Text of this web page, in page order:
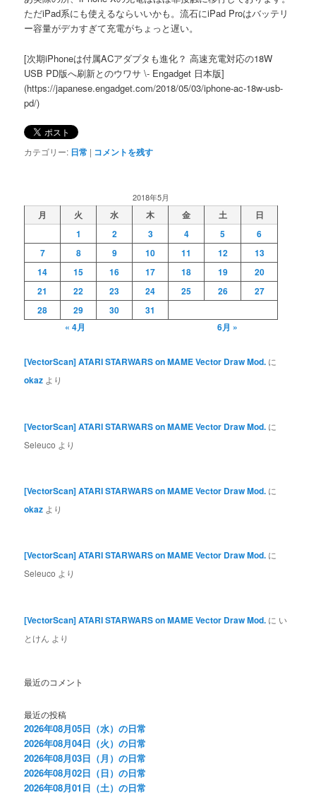
ただiPad系にも使えるならいいかも。流石にiPad Proはバッテリ
ー容量がデカすぎて充電がちょっと遅い。
[次期iPhoneは付属ACアダプタも進化？ 高速充電対応の18W
USB PD版へ刷新とのウワサ \- Engadget 日本版]
(https://japanese.engadget.com/2018/05/03/iphone-ac-18w-usb-
pd/)
カテゴリー: 日常 | コメントを残す
2018年5月
月 火 水 木 金 土
日
1
2 3 4 5
6
7
8 9 10 11 12
13
14
15 16 17 18 19
20
21
22 23 24 25 26
27
28
29 30
31
« 4月
6月 »
[VectorScan] ATARI STARWARS on MAME Vector Draw Mod. に
okaz より
[VectorScan] ATARI STARWARS on MAME Vector Draw Mod. に
Seleuco より
[VectorScan] ATARI STARWARS on MAME Vector Draw Mod. に
okaz より
[VectorScan] ATARI STARWARS on MAME Vector Draw Mod. に
Seleuco より
[VectorScan] ATARI STARWARS on MAME Vector Draw Mod. に い
とけん より
最近のコメント
最近の投稿
2026年08月05日（水）の日常
2026年08月04日（火）の日常
2026年08月03日（月）の日常
2026年08月02日（日）の日常
2026年08月01日（土）の日常